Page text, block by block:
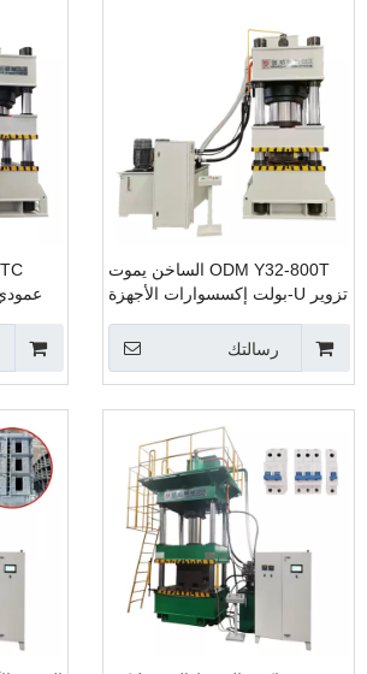
ODM Y32-800T الساخن يموت
تزوير U-بولت إكسسوارات الأجهزة
الهيدروليكي مصانع التصنيع
رسالتك